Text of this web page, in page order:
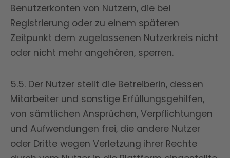
Benutzerkonten von Nutzern, die bei
Registrierung oder zu einem späteren
Zeitpunkt dem zugelassenen Nutzerkreis nicht
oder nicht mehr angehören, sperren.
5.5. Der Nutzer stellt die Betreiberin, dessen
Mitarbeiter und sonstige Erfüllungsgehilfen,
von sämtlichen Ansprüchen, Verpflichtungen
und Aufwendungen frei, die andere Nutzer
oder Dritte wegen Verletzung ihrer Rechte